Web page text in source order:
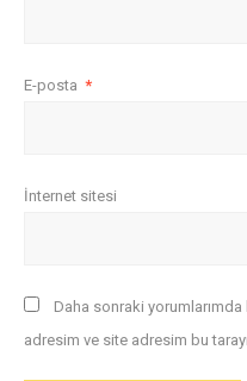
E-posta *
İnternet sitesi
Daha sonraki yorumlarımda
adresim ve site adresim bu